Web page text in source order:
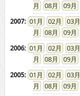
08
09
2007: 01 02 03
08
09
2006: 01 02 03
08
09
2005: 01 02 03
08
09